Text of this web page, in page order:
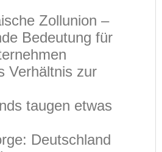
Zollunion –
Bedeutung für
Verhältnis zur
taugen etwas
Deutschland